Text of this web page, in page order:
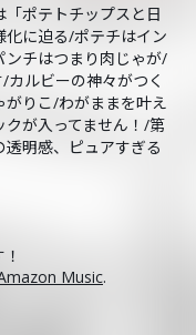
ポテトチップスと日
に迫る/ポテチはイン
ンチはつまり肉じゃが/
ルビーの神々がつく
りこ/わがままを叶え
が入ってません！/第
明感、ピュアすぎる
Music.